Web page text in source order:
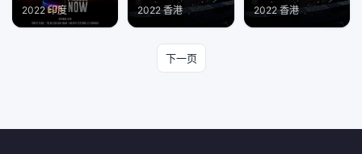
2022 印度 2022 香港 2022 香港
下一页